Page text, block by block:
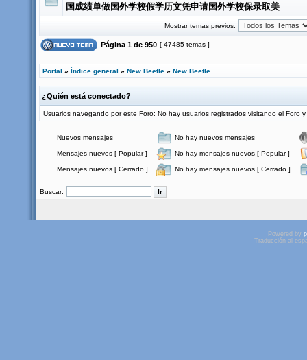
国成绩单做国外学校假学历文凭申请国外学校保录取美
Mostrar temas previos:
Página 1 de 950 [ 47485 temas ]
Portal » Índice general » New Beetle » New Beetle
¿Quién está conectado?
Usuarios navegando por este Foro: No hay usuarios registrados visitando el Foro
Nuevos mensajes No hay nuevos mensajes
Mensajes nuevos [ Popular ] No hay mensajes nuevos [ Popular ]
Mensajes nuevos [ Cerrado ] No hay mensajes nuevos [ Cerrado ]
Buscar:
Powered by
Traducción al